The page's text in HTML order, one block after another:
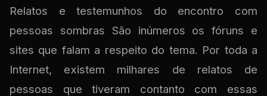
Relatos e testemunhos do encontro com
pessoas sombras São inúmeros os fóruns e
sites que falam a respeito do tema. Por toda a
Internet, existem milhares de relatos de
pessoas que tiveram contanto com essas